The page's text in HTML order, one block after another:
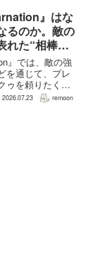
』はな
るのか。敵の
れた“相棒と
』では、敵の強
を通じて、プレ
ゥを頼りたくな
。そうした設計
2026.07.23 remoon